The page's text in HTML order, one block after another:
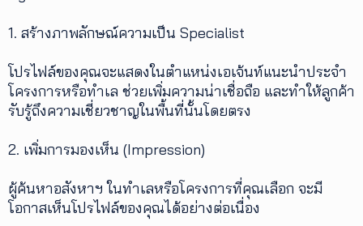
1. สร้างภาพลักษณ์ความเป็น Specialist
โปรไฟล์ของคุณจะแสดงในตำแหน่งเอเจ้นท์แนะนำประจำ
โครงการหรือทำเล ช่วยเพิ่มความน่าเชื่อถือ และทำให้ลูกค้า
รับรู้ถึงความเชี่ยวชาญในพื้นที่นั้นโดยตรง
2. เพิ่มการมองเห็น (Impression)
ผู้ค้นหาอสังหาฯ ในทำเลหรือโครงการที่คุณเลือก จะมี
โอกาสเห็นโปรไฟล์ของคุณได้อย่างต่อเนื่อง